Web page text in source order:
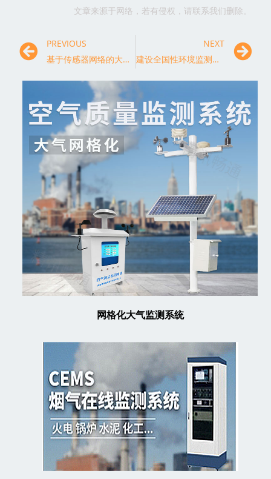
文章来源于网络，若有侵权，请联系我们删除。
PREVIOUS
基于传感器网络的大气污染监测技术，能够满足哪些具体需求？
NEXT
建设全国性环境监测网络系统，推广智慧城市建设
网格化大气监测系统